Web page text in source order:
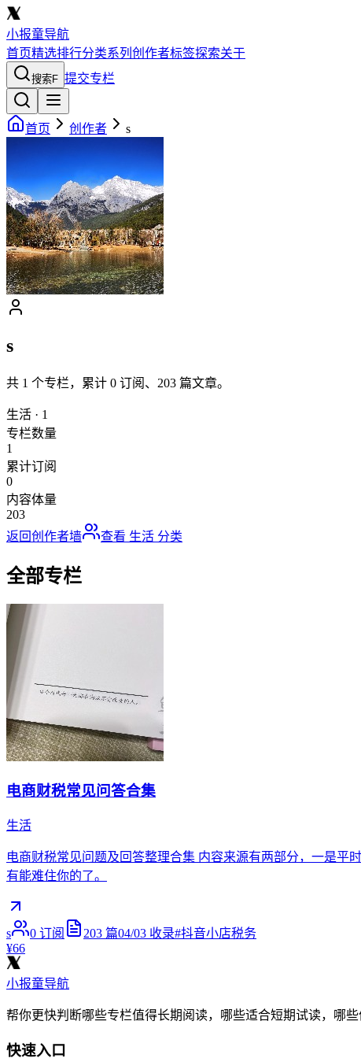
小报童导航
首页精选排行分类系列 创作者标签探索关于
搜索F 提交专栏
首页 创作者 s
s
共 1 个专栏，累计 0 订阅、 203 篇文章。
生活 · 1
专栏数量
1
累计订阅
0
内容体量
203
返回创作者墙
查看 生活 分类
全部专栏
电商财税常见问答合集
生活
电商财税常见问题及回答整理合集 内容来源有两部分，一是平
有能难住你的了。
s 0 订阅 203 篇04/03 收录#抖音小店税务
¥66
小报童导航
帮你更快判断哪些专栏值得长期阅读，哪些适合短期试读，哪些
快速入口